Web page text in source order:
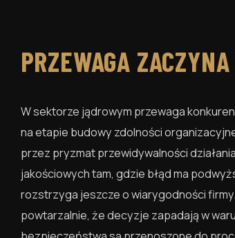
PRZEWAGA
W sektorze jądrowym przewaga
na etapie budowy zdolności
przez pryzmat przewidywalności
jakościowych tam, gdzie błąd ma
rozstrzyga jeszcze o wiarygodności
powtarzalnie, że decyzje zapadają w